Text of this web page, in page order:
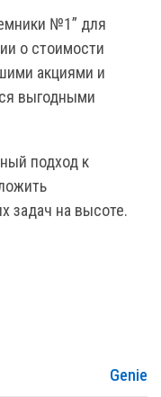
№1” для
о стоимости
акциями и
выгодными
подход к
задач на высоте.
Genie